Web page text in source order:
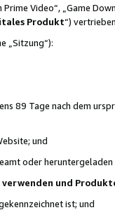
Video“, „Game
Produkt“)
„Sitzung“):
89 Tage nach dem
und
oder
und
ist; und